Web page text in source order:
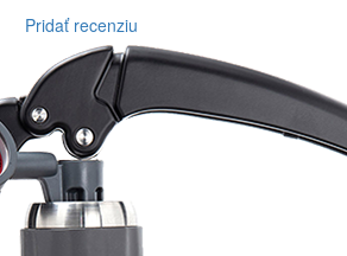
Pridať recenziu